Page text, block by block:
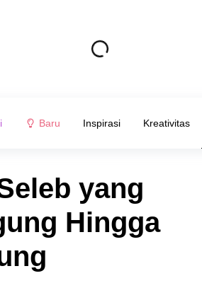
Baru Inspirasi Kreativitas
yang
Hingga